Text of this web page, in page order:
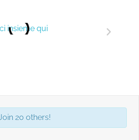
20 others!